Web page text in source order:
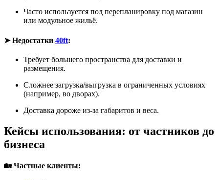
Часто используется под перепланировку под магазин
или модульное жильё.
➤ Недостатки 40ft:
Требует большего пространства для доставки и
размещения.
Сложнее загрузка/выгрузка в ограниченных условиях
(например, во дворах).
Доставка дороже из-за габаритов и веса.
Кейсы использования: от частников до
бизнеса
🏡 Частные клиенты: